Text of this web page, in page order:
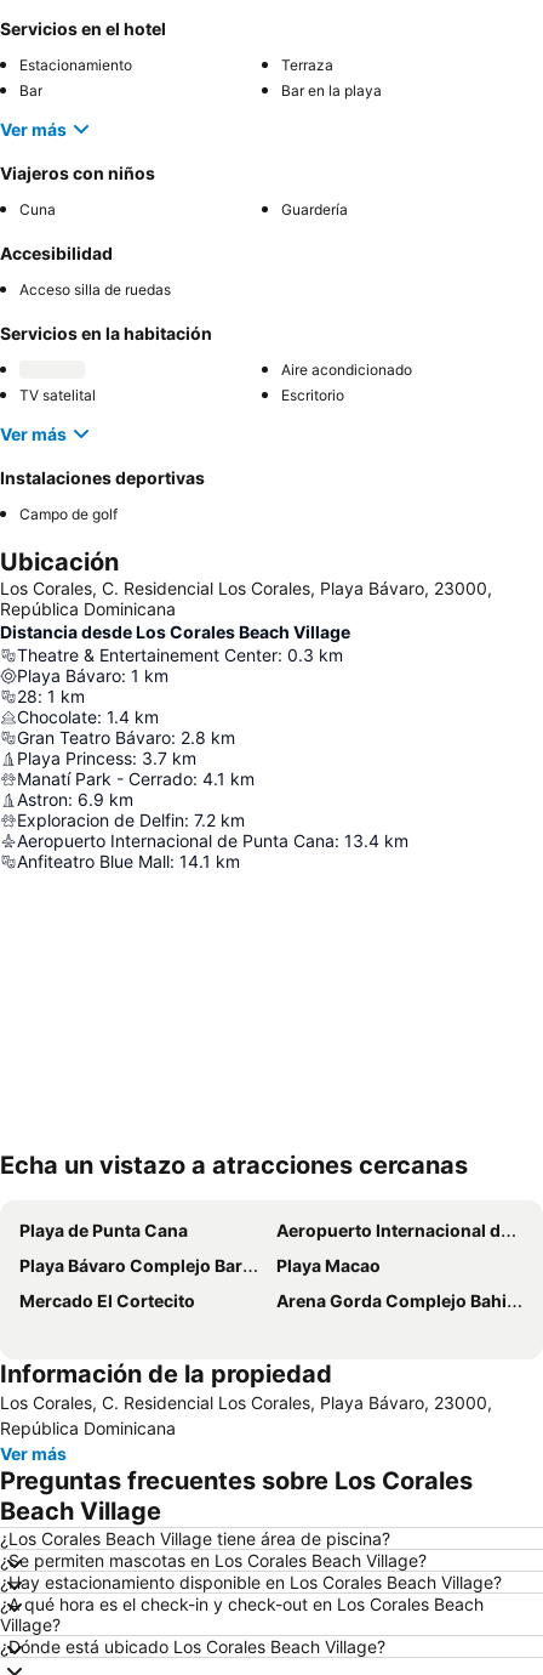
Servicios en el hotel
Estacionamiento
Terraza
Bar
Bar en la playa
Ver más
Viajeros con niños
Cuna Guardería
Accesibilidad
Acceso silla de ruedas
Servicios en la habitación
Aire acondicionado
TV satelital
Escritorio
Ver más
Instalaciones deportivas
Campo de golf
Ubicación
Los Corales, C. Residencial Los Corales, Playa Bávaro, 23000,
República Dominicana
Distancia desde Los Corales Beach Village
Theatre & Entertainement Center: 0.3 km
Playa Bávaro: 1 km
28: 1 km
Chocolate: 1.4 km
Gran Teatro Bávaro: 2.8 km
Playa Princess: 3.7 km
Manatí Park - Cerrado: 4.1 km
Astron: 6.9 km
Exploracion de Delfin: 7.2 km
Aeropuerto Internacional de Punta Cana: 13.4 km
Anfiteatro Blue Mall: 14.1 km
Echa un vistazo a atracciones cercanas
Playa de Punta Cana
Aeropuerto Internacional de Punta Cana
Playa Bávaro Complejo Barceló Bávaro
Playa Macao
Mercado El Cortecito
Arena Gorda Complejo Bahia Principe Bavaro
Información de la propiedad
Los Corales, C. Residencial Los Corales, Playa Bávaro, 23000,
República Dominicana
Ver más
Preguntas frecuentes sobre Los Corales
Beach Village
¿Los Corales Beach Village tiene área de piscina?
¿Se permiten mascotas en Los Corales Beach Village?
¿Hay estacionamiento disponible en Los Corales Beach Village?
¿A qué hora es el check-in y check-out en Los Corales Beach
Village?
¿Dónde está ubicado Los Corales Beach Village?